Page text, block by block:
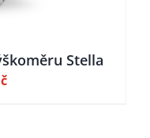
Stella